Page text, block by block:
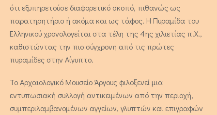
Στέβια - Διαμέρισμα Δύο
ότι εξυπηρετούσε διαφορετικό σκοπό, πιθανώς ως
παρατηρητήριο ή ακόμα και ως τάφος. Η Πυραμίδα του
Ελληνικού χρονολογείται στα τέλη της 4ης χιλιετίας π.Χ.,
καθιστώντας την πιο σύγχρονη από τις πρώτες
πυραμίδες στην Αίγυπτο.
Το Αρχαιολογικό Μουσείο Άργους φιλοξενεί μια
εντυπωσιακή συλλογή αντικειμένων από την περιοχή,
συμπεριλαμβανομένων αγγείων, γλυπτών και επιγραφών